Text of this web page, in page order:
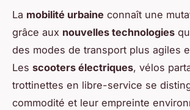
La mobilité urbaine connaît une
grâce aux nouvelles technologies
des modes de transport plus agiles
Les scooters électriques, vélos
trottinettes en libre-service se
commodité et leur empreinte